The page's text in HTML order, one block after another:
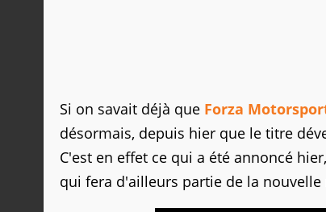
Si on savait déjà que Forza
désormais, depuis hier que le titre
C'est en effet ce qui a été annoncé
qui fera d'ailleurs partie de la